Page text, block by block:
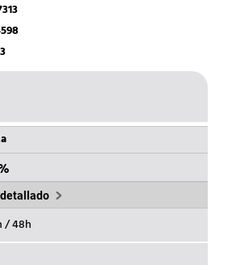
/ 48h